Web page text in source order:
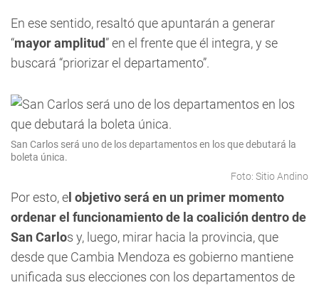
En ese sentido, resaltó que apuntarán a generar
“mayor amplitud” en el frente que él integra, y se
buscará “priorizar el departamento”.
San Carlos será uno de los departamentos en los que debutará la
boleta única.
Foto: Sitio Andino
Por esto, e l objetivo será en un primer momento
ordenar el funcionamiento de la coalición dentro de
San Carlos y, luego, mirar hacia la provincia, que
desde que Cambia Mendoza es gobierno mantiene
unificada sus elecciones con los departamentos de